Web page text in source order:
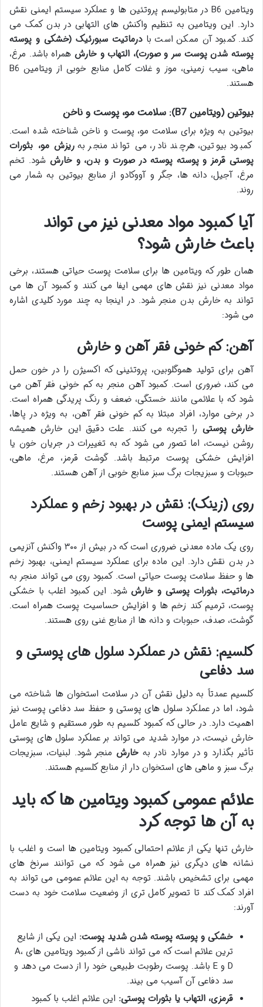
ویتامین B6 در متابولیسم پروتئین ها و عملکرد سیستم ایمنی نقش
دارد. این ویتامین به تنظیم واکنش های التهابی در بدن کمک می
کند. کمبود آن ممکن است بادرماتیت سبورئیک (خشکی و پوسته
پوسته شدن پوست سر و صورت)، التهاب و خارش همراه باشد. مرغ،
ماهی، سیب زمینی، موز و غلات کامل منابع خوبی از ویتامین B6
هستند.
بیوتین (ویتامین B7): سلامت مو، پوست و ناخن
بیوتین به ویژه برای سلامت مو، پوست و ناخن شناخته شده است.
کمبود بیوتین، هرچند نادر، می تواند منجر به ریزش مو، بثورات
پوستی قرمز و پوسته پوسته در صورت و بدن، و خارش شود. تخم
مرغ، آجیل، دانه ها، جگر و آووکادو از منابع بیوتین به شمار می
روند.
آیا کمبود مواد معدنی نیز می تواند
باعث خارش شود؟
همان طور که ویتامین ها برای سلامت پوست حیاتی هستند، برخی
مواد معدنی نیز نقش های مهمی ایفا می کنند و کمبود آن ها می
تواند به خارش بدن منجر شود. در اینجا به چند مورد کلیدی اشاره
می شود:
آهن: کم خونی فقر آهن و خارش
آهن برای تولید هموگلوبین، پروتئینی که اکسیژن را در خون حمل
می کند، ضروری است. کمبود آهن منجر به کم خونی فقر آهن می
شود که با علائمی مانند خستگی، ضعف و رنگ پریدگی همراه است.
در برخی موارد، افراد مبتلا به کم خونی فقر آهن، به ویژه در پاها،
خارش پوستی را تجربه می کنند. علت دقیق این خارش همیشه
روشن نیست، اما تصور می شود که به تغییرات در جریان خون یا
افزایش خشکی پوست مرتبط باشد. گوشت قرمز، مرغ، ماهی،
حبوبات و سبزیجات برگ سبز منابع خوبی از آهن هستند.
روی (زینک): نقش در بهبود زخم و عملکرد
سیستم ایمنی پوست
روی یک ماده معدنی ضروری است که در بیش از ۳۰۰ واکنش آنزیمی
در بدن نقش دارد. این ماده برای عملکرد سیستم ایمنی، بهبود زخم
ها و حفظ سلامت پوست حیاتی است. کمبود روی می تواند منجر به
درماتیت، بثورات پوستی و خارششود. این کمبود اغلب با خشکی
پوست، ترمیم کند زخم ها و افزایش حساسیت پوست همراه است.
گوشت، صدف، حبوبات و دانه ها از منابع غنی روی هستند.
کلسیم: نقش در عملکرد سلول های پوستی و
سد دفاعی
کلسیم عمدتاً به دلیل نقش آن در سلامت استخوان ها شناخته می
شود، اما در عملکرد سلول های پوستی و حفظ سد دفاعی پوست نیز
اهمیت دارد. در حالی که کمبود کلسیم به طور مستقیم و شایع عامل
خارش نیست، در موارد شدید می تواند بر عملکرد سلول های پوستی
تأثیر بگذارد و در موارد نادر به خارشمنجر شود. لبنیات، سبزیجات
برگ سبز و ماهی های استخوان دار از منابع کلسیم هستند.
علائم عمومی کمبود ویتامین ها که باید
به آن ها توجه کرد
خارش تنها یکی از علائم احتمالی کمبود ویتامین ها است و اغلب با
نشانه های دیگری نیز همراه می شود که می توانند سرنخ های
مهمی برای تشخیص باشند. توجه به این علائم عمومی می تواند به
افراد کمک کند تا تصویر کامل تری از وضعیت سلامت خود به دست
آورند:
خشکی و پوسته پوسته شدن شدید پوست: این یکی از شایع
ترین علائم است که می تواند ناشی از کمبود ویتامین های A،
D و E باشد. پوست رطوبت طبیعی خود را از دست می دهد و
سد دفاعی آن آسیب می بیند.
قرمزی، التهاب یا بثورات پوستی: این علائم اغلب با کمبود